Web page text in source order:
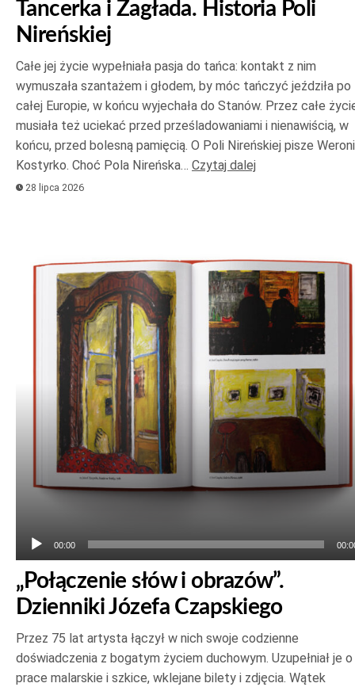
Tancerka i Zagłada. Historia Poli
Nireńskiej
Całe jej życie wypełniała pasja do tańca: kontakt z nim
wymuszała szantażem i głodem, by móc tańczyć jeździła po
całej Europie, w końcu wyjechała do Stanów. Przez całe
musiała też uciekać przed prześladowaniami i nienawiścią, w
końcu, przed bolesną pamięcią. O Poli Nireńskiej pisze
Kostyrko. Choć Pola Nireńska… Czytaj dalej
28 lipca 2026
dźwiękowych
00:00
„Połączenie słów i obrazów”.
Dzienniki Józefa Czapskiego
Przez 75 lat artysta łączył w nich swoje codzienne
doświadczenia z bogatym życiem duchowym. Uzupełniał je o
prace malarskie i szkice, wklejane bilety i zdjęcia. Wątek